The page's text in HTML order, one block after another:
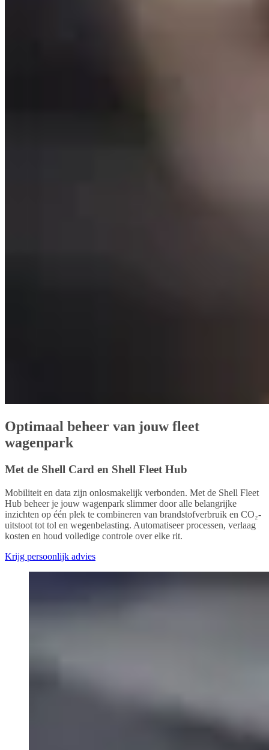
Optimaal beheer van jouw fleet
wagenpark
Met de Shell Card en Shell Fleet Hub
Mobiliteit en data zijn onlosmakelijk verbonden. Met de Shell Fleet
Hub beheer je jouw wagenpark slimmer door alle belangrijke
inzichten op één plek te combineren van brandstofverbruik en CO₂-
uitstoot tot tol en wegenbelasting. Automatiseer processen, verlaag
kosten en houd volledige controle over elke rit.
Krijg persoonlijk advies